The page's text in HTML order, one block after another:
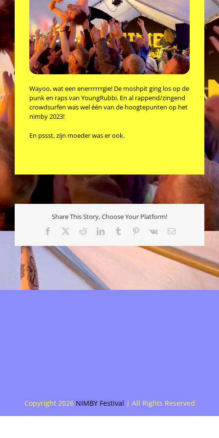
Wayoo, wat een enerrrrrrgie! De moshpit ging los op de
punk en raps van YoungRubbi. En al rappend/zingend
crowdsurfen was wel één van de hoogtepunten op het
nimby 2023!
En pssst, zijn moeder was er ook.
Share This Story, Choose Your Platform!
Facebook RedditLinkedInTumblr Pinterest
Vk
E-
Copyright 2026 NIMBY Festival | All Rights Reserved